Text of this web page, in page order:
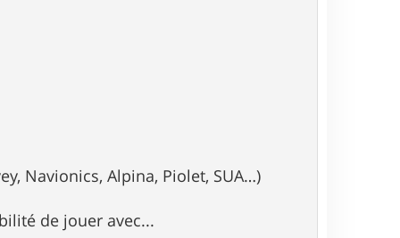
Navionics, Alpina, Piolet, SUA…)
de jouer avec...